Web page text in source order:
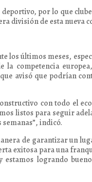
por lo que
división de esta nueva
los últimos meses,
la competencia
avisó que podrían
con todo el
listos para seguir
indicó.
de garantizar un
exitosa para una
logrando